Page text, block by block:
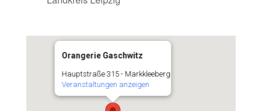
Orangerie Gaschwitz
Hauptstraße 315 - Markkleeberg
Veranstaltungen anzeigen